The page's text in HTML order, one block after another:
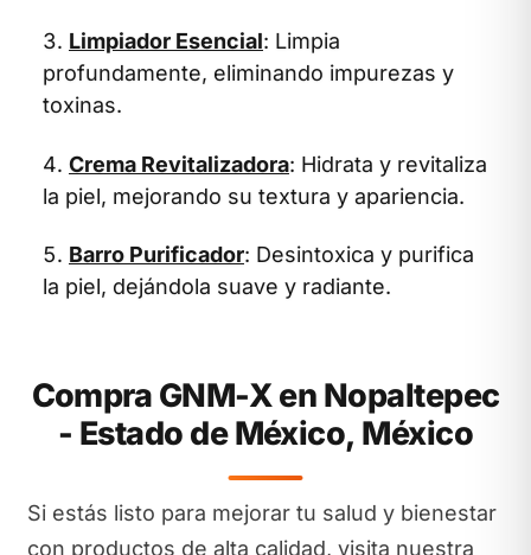
Limpiador Esencial: Limpia
profundamente, eliminando impurezas y
toxinas.
Crema Revitalizadora: Hidrata y revitaliza
la piel, mejorando su textura y apariencia.
Barro Purificador: Desintoxica y purifica
la piel, dejándola suave y radiante.
Compra GNM-X en Nopaltepec
- Estado de México, México
Si estás listo para mejorar tu salud y bienestar
con productos de alta calidad, visita nuestra